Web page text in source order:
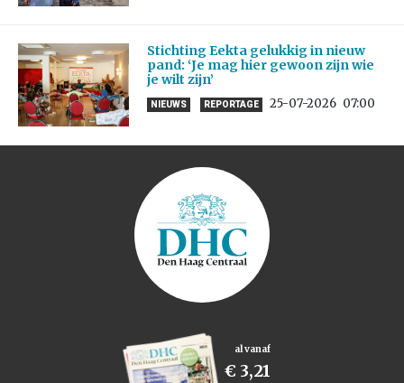
Stichting Eekta gelukkig in nieuw
pand: ‘Je mag hier gewoon zijn wie
je wilt zijn’
NIEUWS REPORTAGE 25-07-2026 07:00
al vanaf
€ 3,21